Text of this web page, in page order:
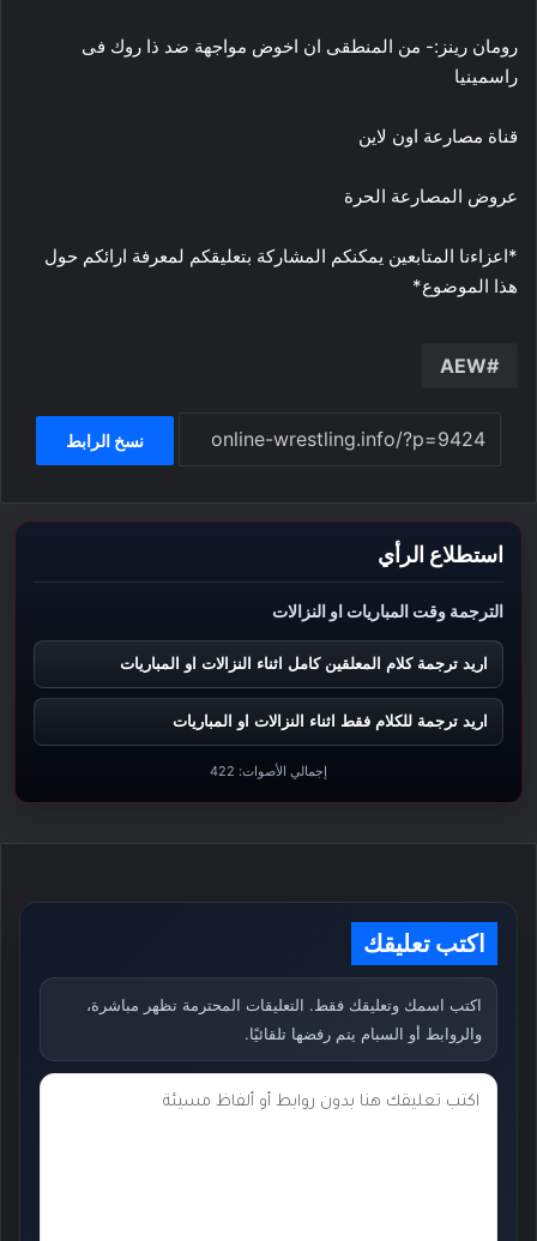
رومان رينز:- من المنطقى ان اخوض مواجهة ضد ذا روك فى
راسمينيا
قناة مصارعة اون لاين
عروض المصارعة الحرة
*اعزاءنا المتابعين يمكنكم المشاركة بتعليقكم لمعرفة ارائكم حول
هذا الموضوع*
AEW
نسخ الرابط
استطلاع الرأي
الترجمة وقت المباريات او النزالات
اريد ترجمة كلام المعلقين كامل اثناء النزالات او المباريات
اريد ترجمة للكلام فقط اثناء النزالات او المباريات
إجمالي الأصوات: 422
اكتب تعليقك
اكتب اسمك وتعليقك فقط. التعليقات المحترمة تظهر مباشرة،
والروابط أو السبام يتم رفضها تلقائيًا.
ت